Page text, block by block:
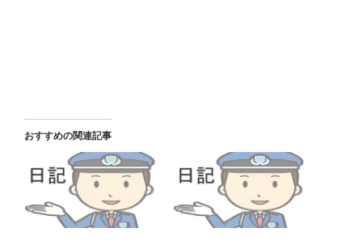
おすすめの関連記事